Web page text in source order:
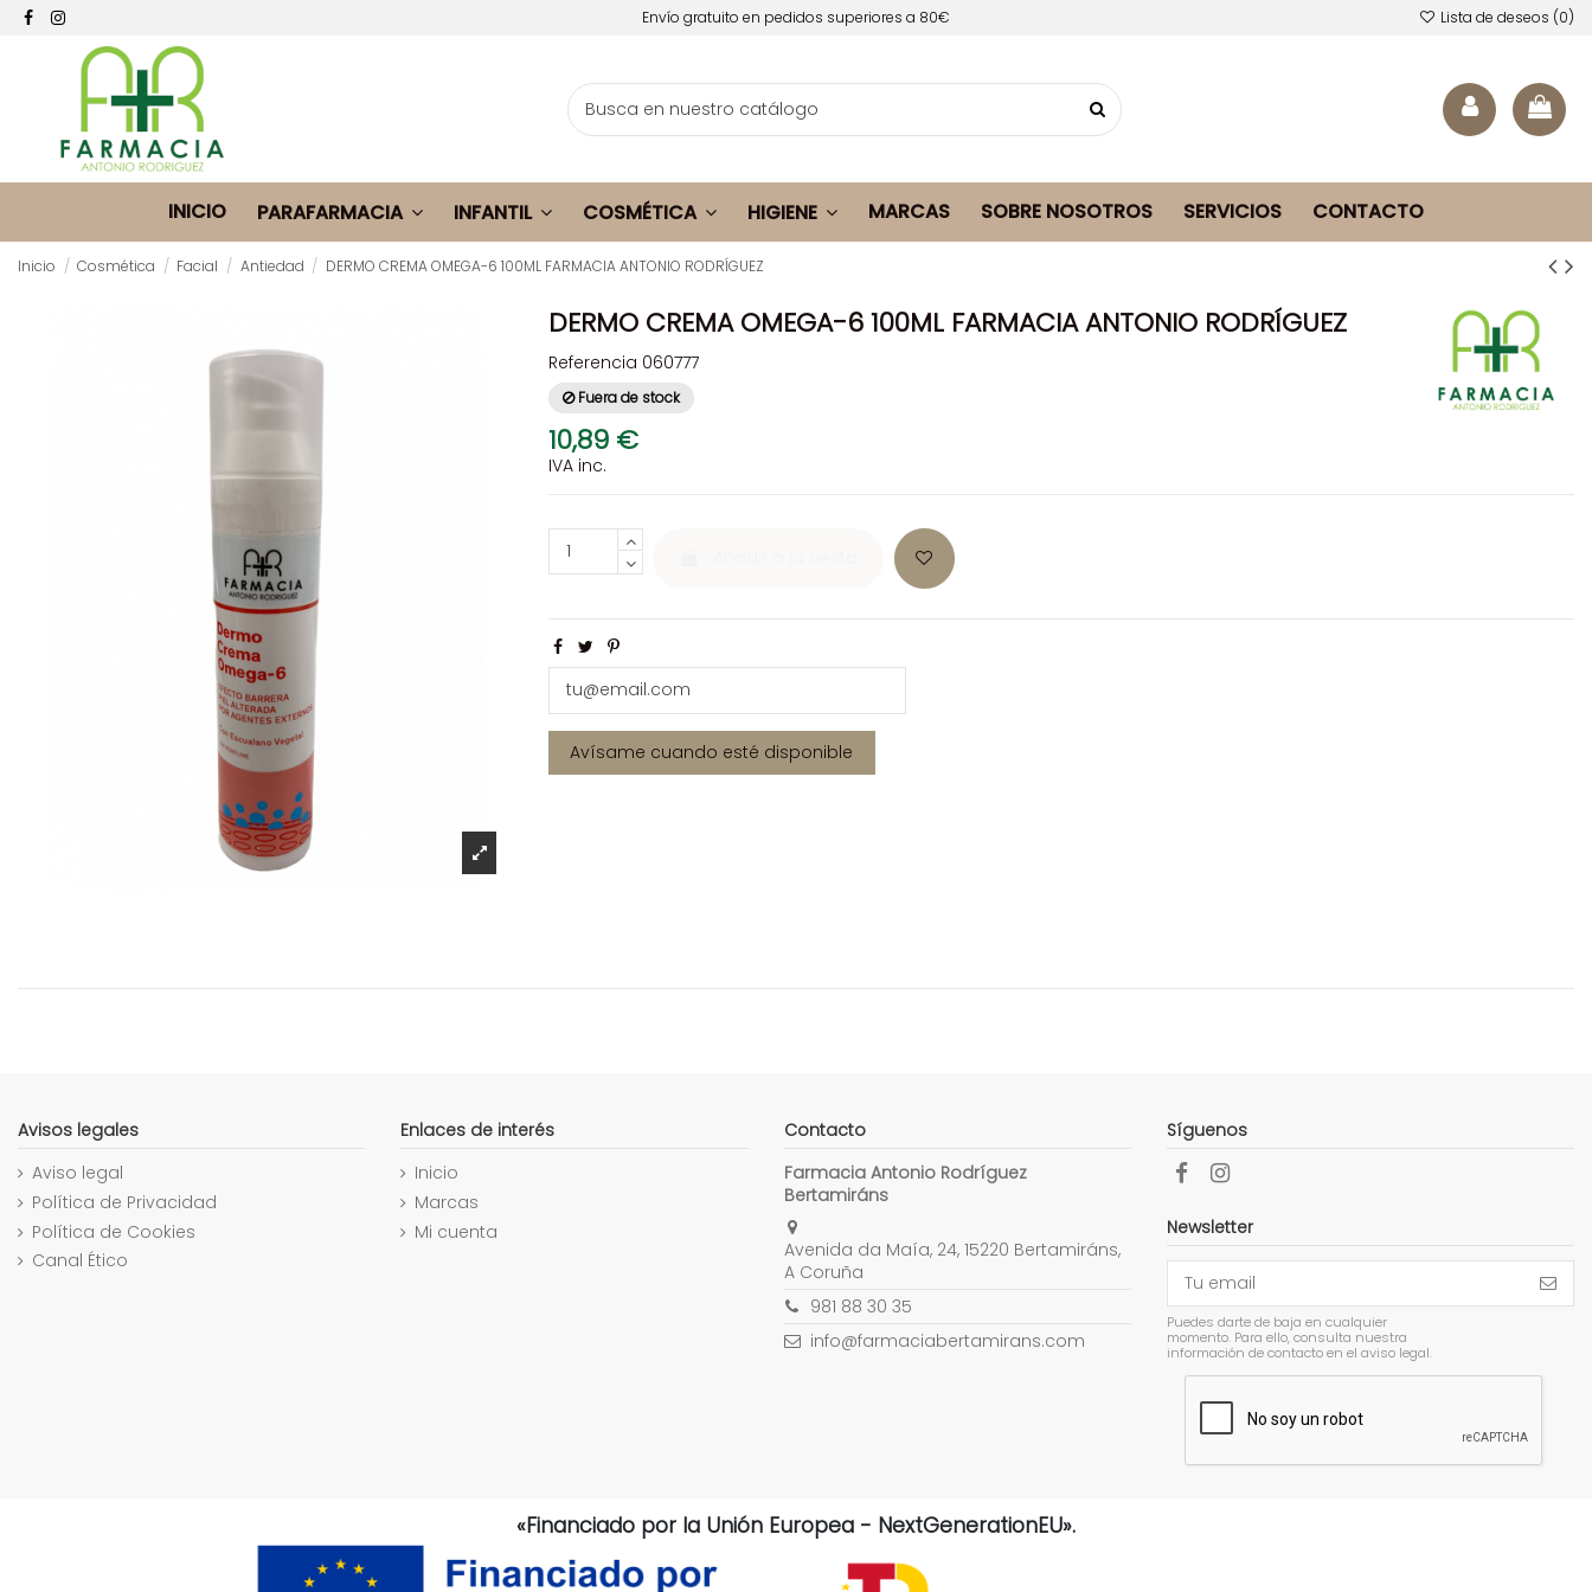
Envío gratuito en pedidos superiores a 80€ Lista de deseos (0)
INICIO PARAFARMACIA INFANTIL COSMÉTICA HIGIENE MARCAS SOBRE NOSOTROS SERVICIOS CONTACTO
Inicio Cosmética Facial Antiedad DERMO CREMA OMEGA-6 100ML FARMACIA ANTONIO RODRÍGUEZ
DERMO CREMA OMEGA-6 100ML FARMACIA ANTONIO RODRÍGUEZ
Referencia 060777
Fuera de stock
10,89 €
IVA inc.
Avisos legales
Aviso legal
Política de Privacidad
Política de Cookies
Canal Ético
Enlaces de interés
Inicio
Marcas
Mi cuenta
Contacto
Farmacia Antonio Rodríguez
Bertamiráns
Avenida da Maía, 24, 15220 Bertamiráns,
A Coruña
981 88 30 35
info@farmaciabertamirans.com
Síguenos
Newsletter
Puedes darte de baja en cualquier
momento. Para ello, consulta nuestra
información de contacto en el aviso legal.
«Financiado por la Unión Europea - NextGenerationEU».